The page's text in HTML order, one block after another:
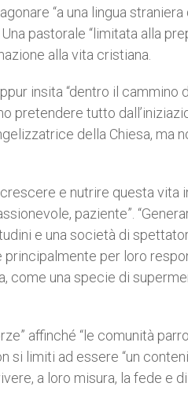
“a una lingua
pastorale “limitata alla
alla vita cristiana.
insita “dentro il cammino
pretendere tutto
della Chiesa, ma
e nutrire questa vita
paziente”.
e una società di
per loro
come una specie di
affinché “le comunità
si limiti ad essere “un
a loro misura, la fede e